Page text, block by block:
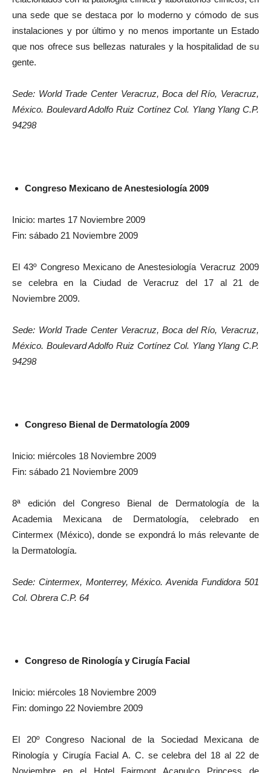
una sede que se destaca por lo moderno y cómodo de sus
instalaciones y por último y no menos importante un Estado
que nos ofrece sus bellezas naturales y la hospitalidad de su
gente.
Sede: World Trade Center Veracruz, Boca del Río, Veracruz,
México. Boulevard Adolfo Ruiz Cortínez Col. Ylang Ylang C.P.
94298
Congreso Mexicano de Anestesiología 2009
Inicio: martes 17 Noviembre 2009
Fin: sábado 21 Noviembre 2009
El 43º Congreso Mexicano de Anestesiología Veracruz 2009
se celebra en la Ciudad de Veracruz del 17 al 21 de
Noviembre 2009.
Sede: World Trade Center Veracruz, Boca del Río, Veracruz,
México. Boulevard Adolfo Ruiz Cortínez Col. Ylang Ylang C.P.
94298
Congreso Bienal de Dermatología 2009
Inicio: miércoles 18 Noviembre 2009
Fin: sábado 21 Noviembre 2009
8ª edición del Congreso Bienal de Dermatología de la
Academia Mexicana de Dermatología, celebrado en
Cintermex (México), donde se expondrá lo más relevante de
la Dermatología.
Sede: Cintermex, Monterrey, México. Avenida Fundidora 501
Col. Obrera C.P. 64
Congreso de Rinología y Cirugía Facial
Inicio: miércoles 18 Noviembre 2009
Fin: domingo 22 Noviembre 2009
El 20º Congreso Nacional de la Sociedad Mexicana de
Rinología y Cirugía Facial A. C. se celebra del 18 al 22 de
Noviembre en el Hotel Fairmont Acapulco Princess de